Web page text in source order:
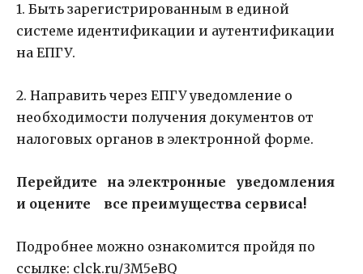
1. Быть зарегистрированным в единой
системе идентификации и аутентификации
на ЕПГУ.
2. Направить через ЕПГУ уведомление о
необходимости получения документов от
налоговых органов в электронной форме.
Перейдите на электронные уведомления
и оцените все преимущества сервиса!
Подробнее можно ознакомится пройдя по
ссылке: clck.ru/3M5eBQ